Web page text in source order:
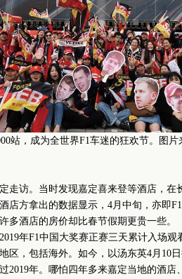
站，成为全世界F1车迷的狂欢节。图
访。当时发现嘉定喜来登等酒店，在
店方拿出的数据显示，4月中旬，亦即
酒店的房价却比春节假期更贵一些。
年F1中国大奖赛正赛三天累计入场观
区，包括海外。如今，以汤东英4月10
2019年。哪怕四年多来嘉定当地的酒店